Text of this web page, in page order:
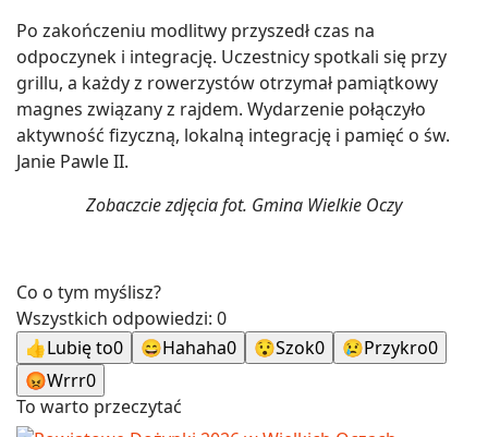
Po zakończeniu modlitwy przyszedł czas na
odpoczynek i integrację. Uczestnicy spotkali się przy
grillu, a każdy z rowerzystów otrzymał pamiątkowy
magnes związany z rajdem. Wydarzenie połączyło
aktywność fizyczną, lokalną integrację i pamięć o św.
Janie Pawle II.
Zobaczcie zdjęcia fot. Gmina Wielkie Oczy
Co o tym myślisz?
Wszystkich odpowiedzi: 0
👍Lubię to0 😄Hahaha0 😯Szok0 😢Przykro0
😡Wrrr0
To warto przeczytać